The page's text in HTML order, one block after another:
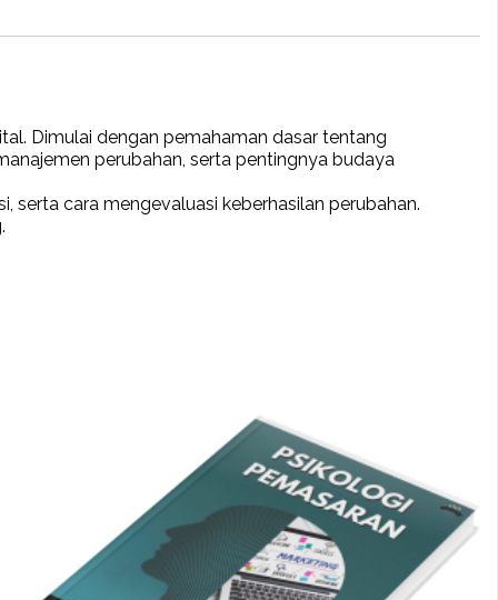
Dimulai dengan pemahaman dasar tentang
perubahan, serta pentingnya budaya
serta cara mengevaluasi keberhasilan perubahan.